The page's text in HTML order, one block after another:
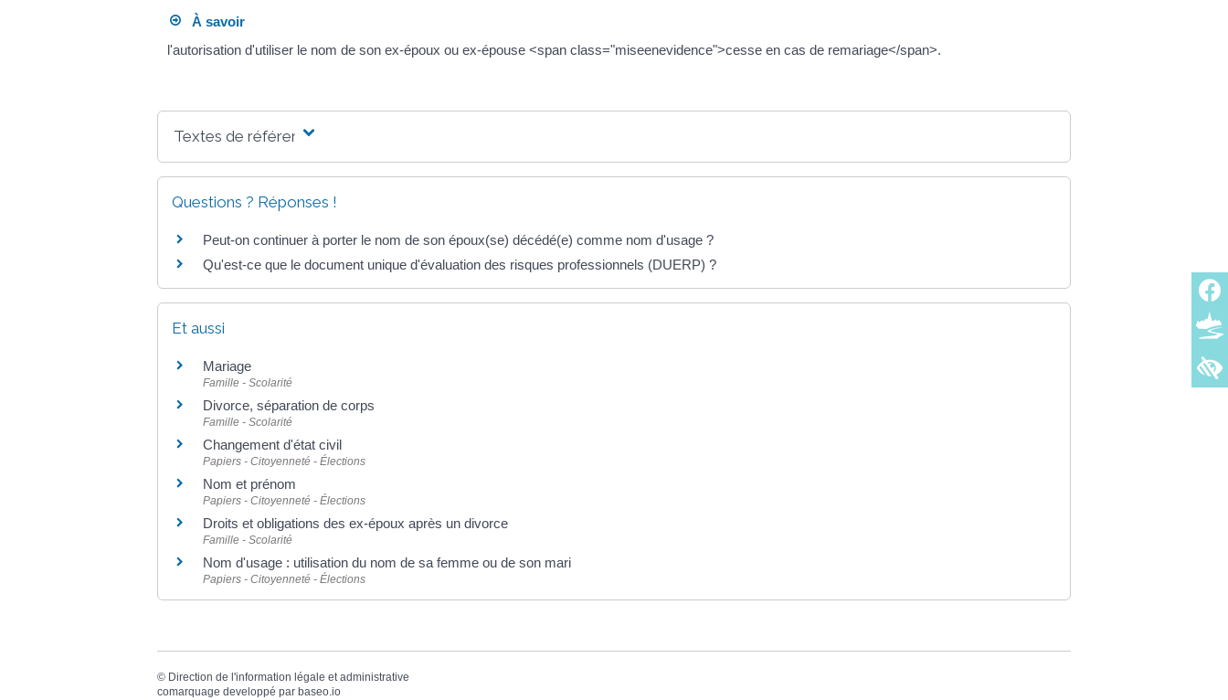
À savoir
l'autorisation d'utiliser le nom de son ex-époux ou ex-épouse <span class="miseenevidence">cesse en cas de remariage</span>.
Textes de référence
Questions ? Réponses !
Peut-on continuer à porter le nom de son époux(se) décédé(e) comme nom d'usage ?
Qu'est-ce que le document unique d'évaluation des risques professionnels (DUERP) ?
Et aussi
Mariage
Famille - Scolarité
Divorce, séparation de corps
Famille - Scolarité
Changement d'état civil
Papiers - Citoyenneté - Élections
Nom et prénom
Papiers - Citoyenneté - Élections
Droits et obligations des ex-époux après un divorce
Famille - Scolarité
Nom d'usage : utilisation du nom de sa femme ou de son mari
Papiers - Citoyenneté - Élections
© Direction de l'information légale et administrative
comarquage developpé par baseo.io